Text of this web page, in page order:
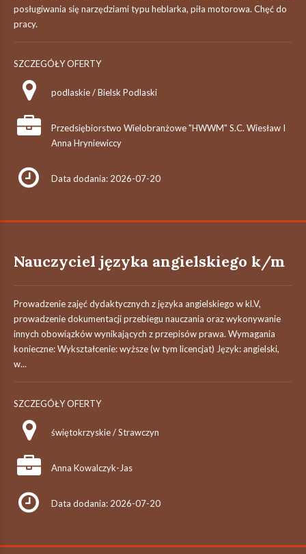
posługiwania się narzędziami typu heblarka, piła motorowa. Chęć do
pracy.
SZCZEGÓŁY OFERTY
podlaskie / Bielsk Podlaski
Przedsiębiorstwo Wielobranżowe "HWWM" S.C. Wiesław I
Anna Hryniewiccy
Data dodania: 2026-07-20
Nauczyciel języka angielskiego k/m
Prowadzenie zajęć dydaktycznych z języka angielskiego w kl.V,
prowadzenie dokumentacji przebiegu nauczania oraz wykonywanie
innych obowiązków wynikających z przepisów prawa. Wymagania
konieczne: Wykształcenie: wyższe (w tym licencjat) Język: angielski,
w...
SZCZEGÓŁY OFERTY
świętokrzyskie / Strawczyn
Anna Kowalczyk-Jas
Data dodania: 2026-07-20